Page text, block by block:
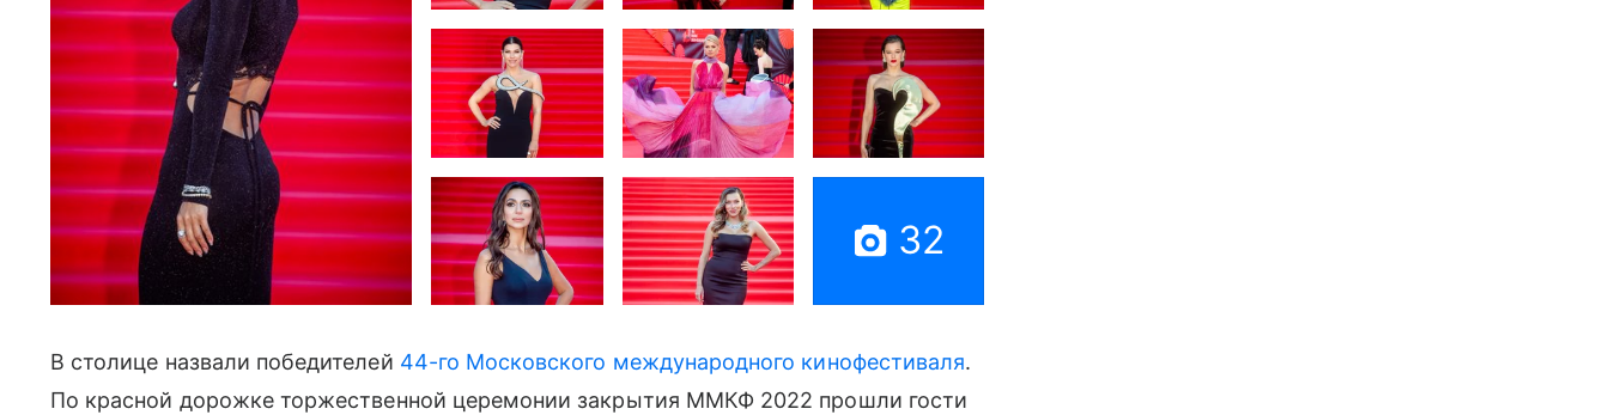
32
В столице назвали победителей 44-го Московского международного кинофестиваля.
По красной дорожке торжественной церемонии закрытия ММКФ 2022 прошли гости